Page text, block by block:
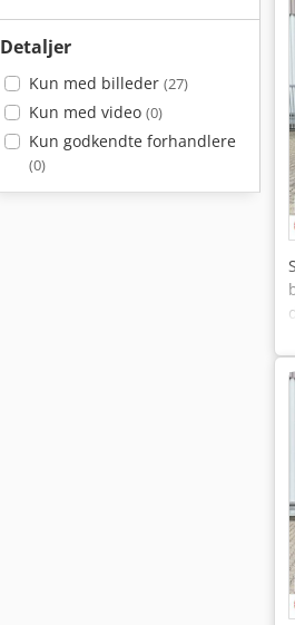
Detaljer
Kun med billeder (27)
Kun med video (0)
Kun godkendte forhandlere
(0)